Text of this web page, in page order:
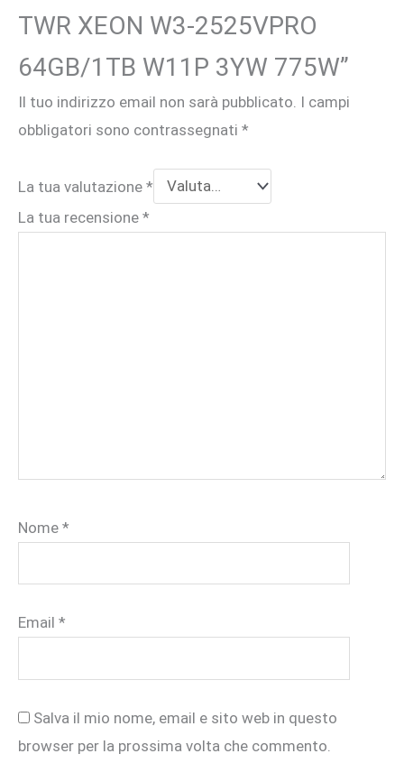
TWR XEON W3-2525VPRO
64GB/1TB W11P 3YW 775W”
Il tuo indirizzo email non sarà pubblicato. I campi
obbligatori sono contrassegnati *
La tua valutazione *
La tua recensione *
Nome *
Email *
Salva il mio nome, email e sito web in questo
browser per la prossima volta che commento.